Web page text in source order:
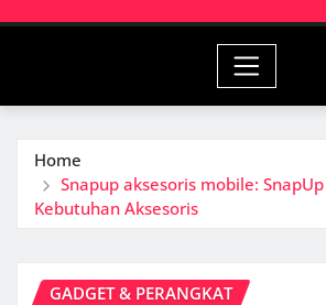
Home
Snapup aksesoris mobile:
Kebutuhan Aksesoris
GADGET & PERANGKAT